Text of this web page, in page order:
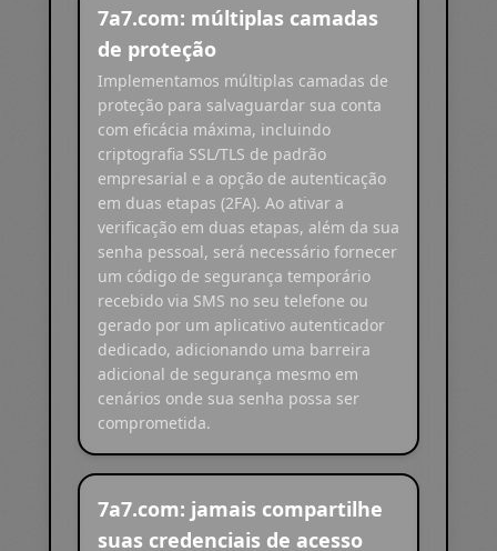
7a7.com: múltiplas camadas
de proteção
Implementamos múltiplas camadas de
proteção para salvaguardar sua conta
com eficácia máxima, incluindo
criptografia SSL/TLS de padrão
empresarial e a opção de autenticação
em duas etapas (2FA). Ao ativar a
verificação em duas etapas, além da sua
senha pessoal, será necessário fornecer
um código de segurança temporário
recebido via SMS no seu telefone ou
gerado por um aplicativo autenticador
dedicado, adicionando uma barreira
adicional de segurança mesmo em
cenários onde sua senha possa ser
comprometida.
7a7.com: jamais compartilhe
suas credenciais de acesso